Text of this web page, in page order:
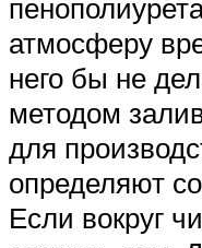
атмосферу
него бы не
методом
для
определяют
Если вокруг